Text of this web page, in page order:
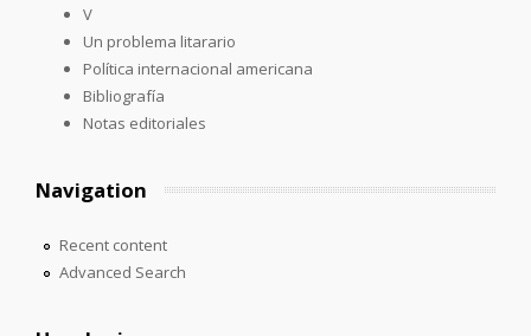
V
Un problema litarario
Política internacional americana
Bibliografía
Notas editoriales
Navigation
Recent content
Advanced Search